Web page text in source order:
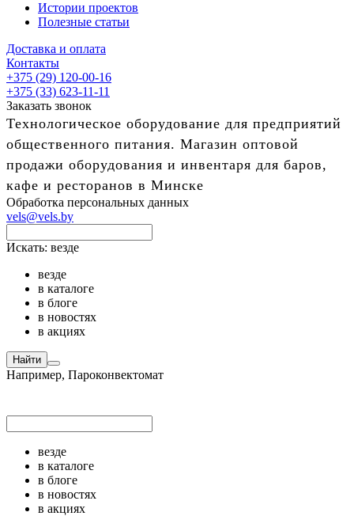
Истории проектов
Полезные статьи
Доставка и оплата
Контакты
+375 (29) 120-00-16
+375 (33) 623-11-11
Заказать звонок
Технологическое оборудование для предприятий
общественного питания. Магазин оптовой
продажи оборудования и инвентаря для баров,
кафе и ресторанов в Минске
Обработка персональных данных
vels@vels.by
Искать: везде
везде
в каталоге
в блоге
в новостях
в акциях
Найти
Например, Пароконвектомат
везде
в каталоге
в блоге
в новостях
в акциях